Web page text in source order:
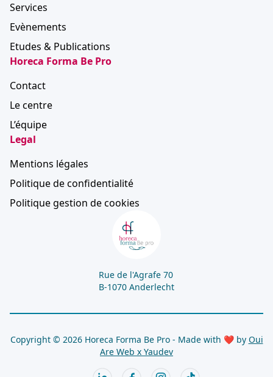
Services
Evènements
Etudes & Publications
Horeca Forma Be Pro
Contact
Le centre
L’équipe
Legal
Mentions légales
Politique de confidentialité
Politique gestion de cookies
Rue de l'Agrafe 70
B-1070 Anderlecht
Copyright © 2026 Horeca Forma Be Pro - Made with ❤ by Oui
Are Web x Yaudev